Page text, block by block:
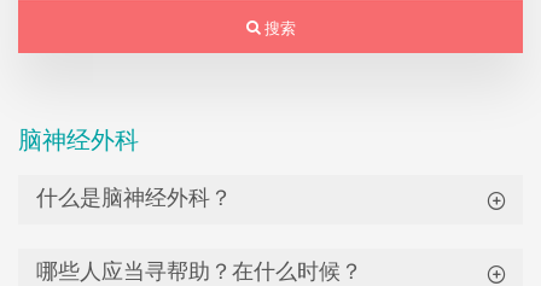
搜索
脑神经外科
什么是脑神经外科？
哪些人应当寻帮助？在什么时候？